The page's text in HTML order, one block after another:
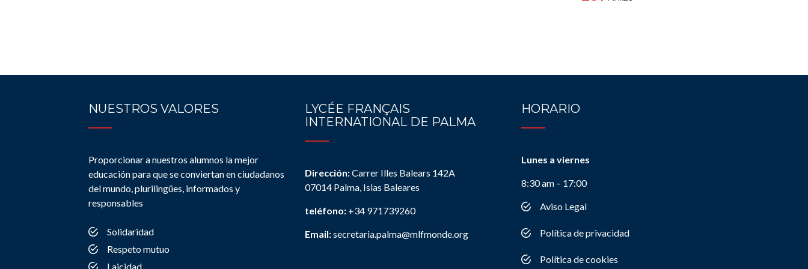
NUESTROS VALORES
Proporcionar a nuestros alumnos la mejor
educación para que se conviertan en ciudadanos
del mundo, plurilingües, informados y
responsables
Solidaridad
Respeto mutuo
Laicidad
LYCÉE FRANÇAIS
INTERNATIONAL DE PALMA
Dirección:Carrer Illes Balears 142A
07014 Palma, Islas Baleares
teléfono: +34 971739260
Email:secretaria.palma@mlfmonde.org
HORARIO
Lunes a viernes
8:30 am – 17:00
Aviso Legal
Política de privacidad
Política de cookies